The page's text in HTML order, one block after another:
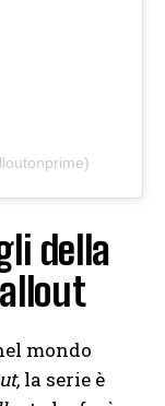
della
mondo
la serie è